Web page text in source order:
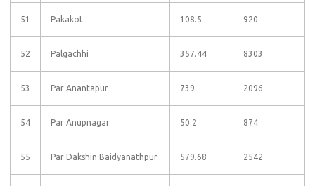
51 Pakakot 108.5 920
52 Palgachhi 357.44 8303
53 Par Anantapur 739 2096
54 Par Anupnagar 50.2 874
55 Par Dakshin Baidyanathpur 579.68 2542